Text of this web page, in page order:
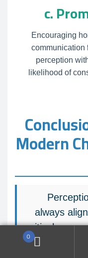
c.
Encouraging
communication
perception
likelihood of
10.
Modern
always
critical
0